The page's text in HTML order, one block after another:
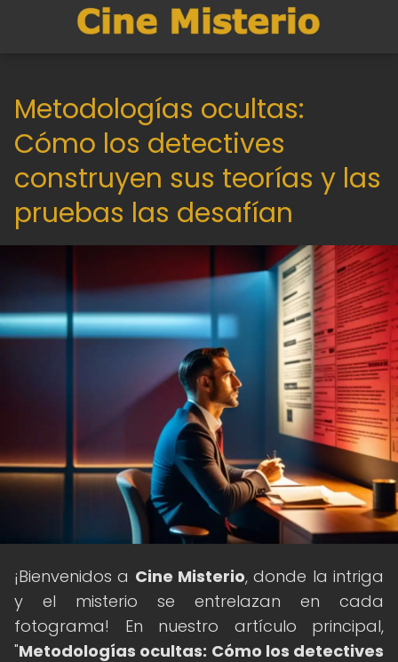
Metodologías ocultas:
Cómo los detectives
construyen sus teorías y las
pruebas las desafían
¡Bienvenidos a Cine Misterio, donde la intriga
y el misterio se entrelazan en cada
fotograma! En nuestro artículo principal,
"Metodologías ocultas: Cómo los detectives